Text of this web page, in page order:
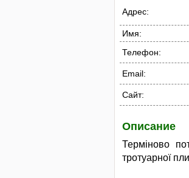
Адрес:
Имя:
Телефон:
Email:
Сайт:
Описание
Терміново
тротуарної